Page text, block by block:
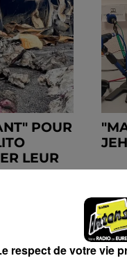
POUR
LEUR
respect de votre vie